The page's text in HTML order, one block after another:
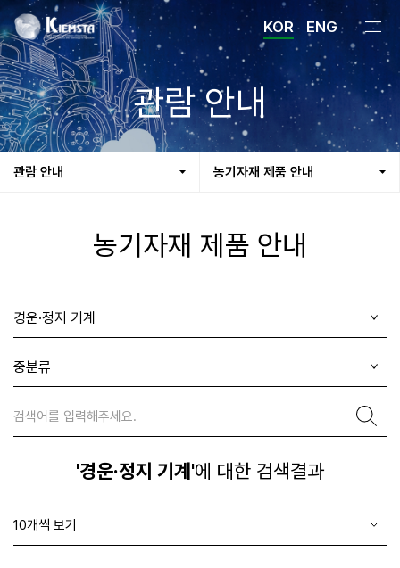
KOR ENG
관람 안내
관람 안내 농기자재 제품 안내
농기자재 제품 안내
'경운·정지 기계'에 대한 검색결과